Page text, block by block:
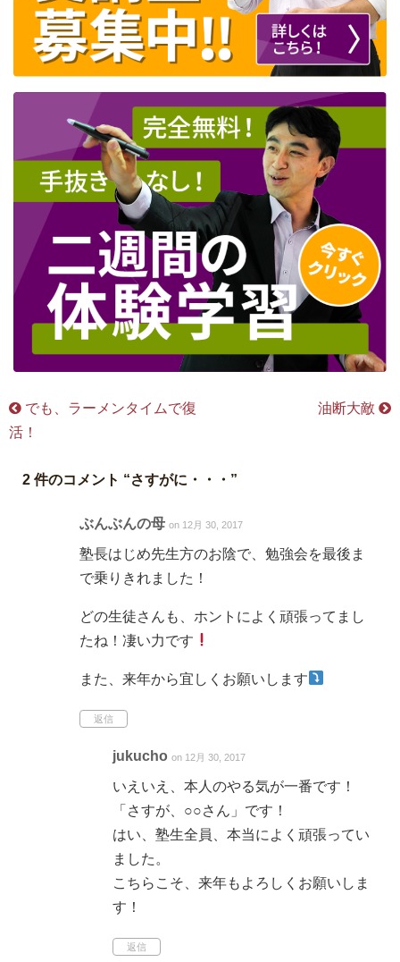
でも、ラーメンタイムで復
活！
油断大敵
2 件のコメント “さすがに・・・ ”
ぶんぶんの母 on 12月 30, 2017
塾長はじめ先生方のお陰で、勉強会を最後ま
で乗りきれました！
どの生徒さんも、ホントによく頑張ってまし
たね！凄い力です
また、来年から宜しくお願いします
返信
jukucho on 12月 30, 2017
いえいえ、本人のやる気が一番です！
「さすが、○○さん」です！
はい、塾生全員、本当によく頑張ってい
ました。
こちらこそ、来年もよろしくお願いしま
す！
返信